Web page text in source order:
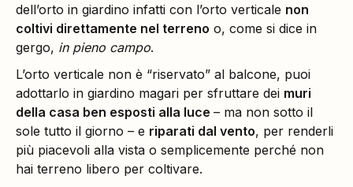
dell’orto in giardino infatti con l’orto verticale non
coltivi direttamente nel terreno o, come si dice in
gergo, in pieno campo.
L’orto verticale non è “riservato” al balcone, puoi
adottarlo in giardino magari per sfruttare dei muri
della casa ben esposti alla luce – ma non sotto il
sole tutto il giorno – e riparati dal vento, per renderli
più piacevoli alla vista o semplicemente perché non
hai terreno libero per coltivare.